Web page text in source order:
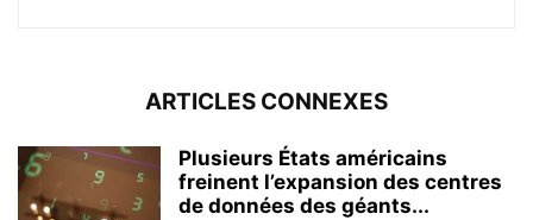
ARTICLES CONNEXES
Plusieurs États américains
freinent l’expansion des centres
de données des géants...